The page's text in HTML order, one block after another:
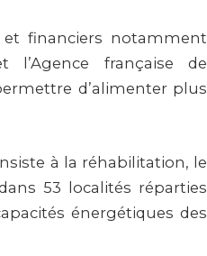
financiers notamment
l’Agence française de
d’alimenter plus
à la réhabilitation, le
53 localités réparties
énergétiques des